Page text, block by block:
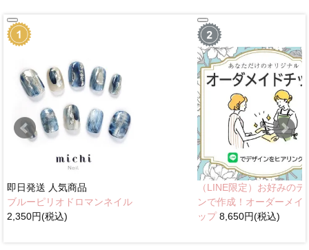
即日発送 人気商品
ブルーピリオドロマンネイル
2,350円(税込)
（LINE限定）お好みのデ
ンで作成！オーダーメイ
ップ8,650円(税込)